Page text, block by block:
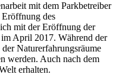
mit dem Parkbetreiber
des
mit der Eröffnung der
April 2017. Während der
Naturerfahrungsräume
werden. Auch nach dem
erhalten.